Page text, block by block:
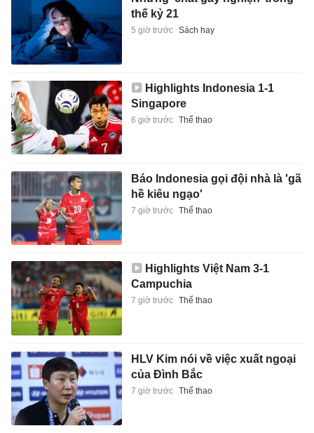
thế kỷ 21
5 giờ trước Sách hay
Highlights Indonesia 1-1
Singapore
6 giờ trước Thể thao
Báo Indonesia gọi đội nhà là 'gã
hề kiêu ngạo'
7 giờ trước Thể thao
Highlights Việt Nam 3-1
Campuchia
7 giờ trước Thể thao
HLV Kim nói về việc xuất ngoại
của Đình Bắc
7 giờ trước Thể thao